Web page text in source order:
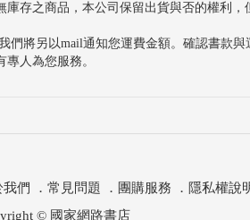
存之商品，本公司保留出貨與否的權利
將另以mail通知您運費金額。確認書款
專人為您服務。
我們 ． 常見問題 ． 團購服務 ． 隱私權說
© 國家網路書店